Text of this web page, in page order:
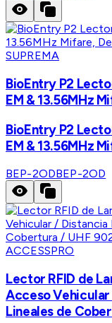
SUPREMA
BioEntry P2
EM & 13.56MHz
BioEntry P2
EM & 13.56MHz
BEP-2ODBEP-2OD
ACCESSPRO
Lector RFID de
Acceso Vehicular
Lineales de